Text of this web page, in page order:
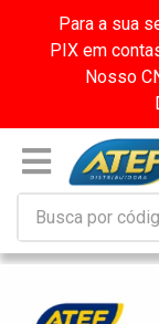
Para a sua
PIX em
Nosso